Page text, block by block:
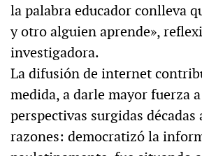
la palabra educador conlleva
y otro alguien aprende»,
investigadora.
La difusión de internet
medida, a darle mayor fuerza
perspectivas surgidas décadas
razones: democratizó la